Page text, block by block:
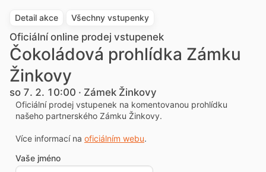
Detail akce Všechny vstupenky
Oficiální online prodej vstupenek
Čokoládová prohlídka Zámku
Žinkovy
so 7. 2. 10:00 · Zámek Žinkovy
Oficiální prodej vstupenek na komentovanou prohlídku
našeho partnerského Zámku Žinkovy.
Více informací na oficiálním webu.
Vaše jméno